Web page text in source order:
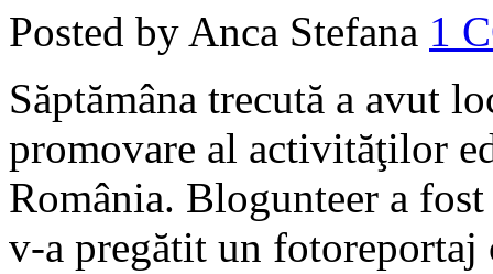
Posted by Anca Stefana 1
Săptămâna trecută a avut
promovare al activităţilor
România. Blogunteer a
v-a pregătit un fotoreportaj